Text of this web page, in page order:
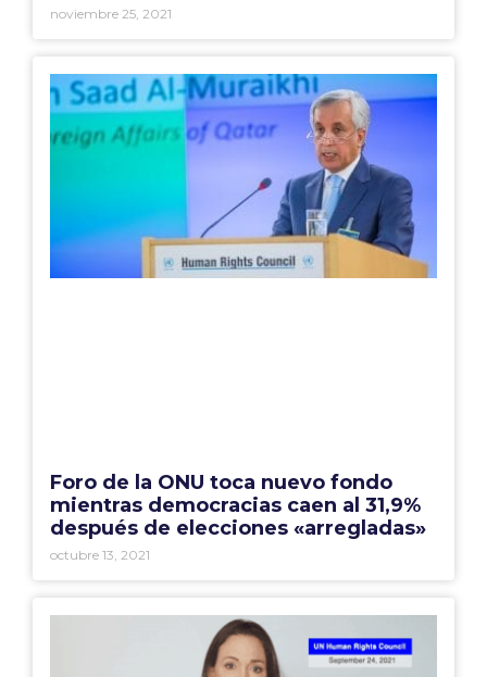
noviembre 25, 2021
Foro de la ONU toca nuevo fondo
mientras democracias caen al 31,9%
después de elecciones «arregladas»
octubre 13, 2021